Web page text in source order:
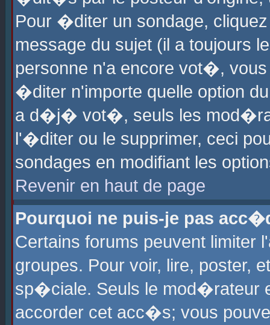
Pour �diter un sondage,
message du sujet (il a toujours
personne n'a encore vot�,
�diter n'importe quelle option
a d�j� vot�, seuls les
l'�diter ou le supprimer, ceci
sondages en modifiant les
Revenir en haut de page
Pourquoi ne puis-je pas
Certains forums peuvent
groupes. Pour voir, lire, poster,
sp�ciale. Seuls le mod�rateur
accorder cet acc�s; vous